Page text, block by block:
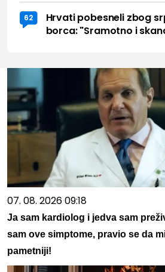
62
Hrvati pobesneli zbog
borca: "Sramotno i
07. 08. 2026 09:18
Ja sam kardiolog i jedva sam
sam ove simptome, pravio se da
pametniji!